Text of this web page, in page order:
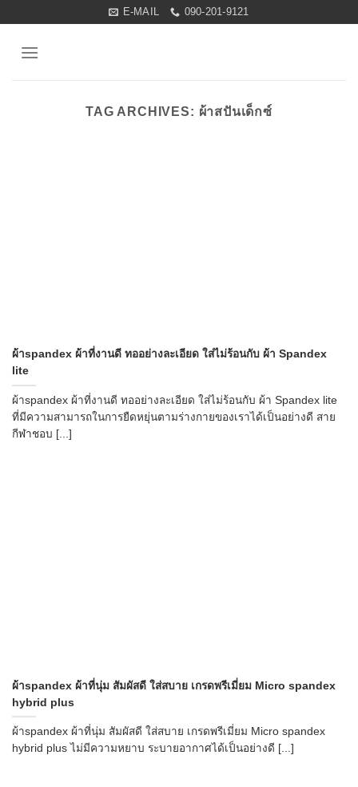
content
E-MAIL 090-201-9121
TAG ARCHIVES: ผ้าสปันเด็กซ์
ผ้าspandex ผ้าที่งานดี ทออย่างละเอียด ใส่ไม่ร้อนกับ ผ้า Spandex
lite
ผ้าspandex ผ้าที่งานดี ทออย่างละเอียด ใส่ไม่ร้อนกับ ผ้า Spandex lite
ที่มีความสามารถในการยืดหยุ่นตามร่างกายของเราได้เป็นอย่างดี สาย
กีฬาชอบ [...]
ผ้าspandex ผ้าที่นุ่ม สัมผัสดี ใส่สบาย เกรดพรีเมี่ยม Micro spandex
hybrid plus
ผ้าspandex ผ้าที่นุ่ม สัมผัสดี ใส่สบาย เกรดพรีเมี่ยม Micro spandex
hybrid plus ไม่มีความหยาบ ระบายอากาศได้เป็นอย่างดี [...]